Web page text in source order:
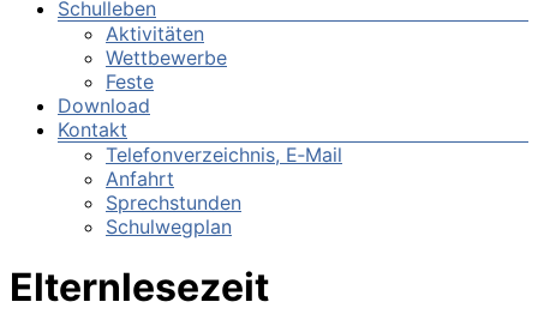
Schulleben
Aktivitäten
Wettbewerbe
Feste
Download
Kontakt
Telefonverzeichnis, E‑Mail
Anfahrt
Sprechstunden
Schulwegplan
Elternlesezeit